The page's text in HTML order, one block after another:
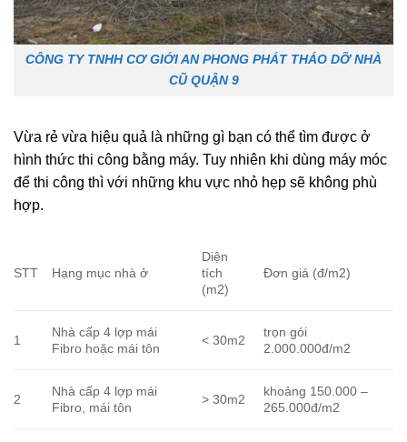
CÔNG TY TNHH CƠ GIỚI AN PHONG PHÁT THÁO DỠ NHÀ
CŨ QUẬN 9
Vừa rẻ vừa hiệu quả là những gì bạn có thể tìm được ở
hình thức thi công bằng máy. Tuy nhiên khi dùng máy móc
để thi công thì với những khu vực nhỏ hẹp sẽ không phù
hợp.
STT Hạng mục nhà ở
Diện
tích
(m2)
Đơn giá (đ/m2)
1
Nhà cấp 4 lợp mái
Fibro hoặc mái tôn
< 30m2
trọn gói
2.000.000đ/m2
2
Nhà cấp 4 lợp mái
Fibro, mái tôn
> 30m2
khoảng 150.000 –
265.000đ/m2